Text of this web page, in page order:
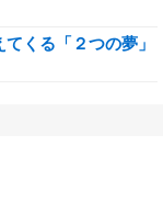
くる「２つの夢」